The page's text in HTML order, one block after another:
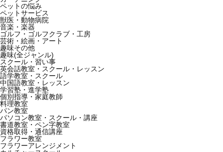
ペットの悩み
ペットサービス
獣医・動物病院
音楽・楽器
ゴルフ・ゴルフクラブ・工房
芸術・絵画・アート
趣味その他
趣味(全ジャンル)
スクール・習い事
英会話教室・スクール・レッスン
語学教室・スクール
中国語教室・レッスン
学習塾・進学塾
個別指導・家庭教師
料理教室
パン教室
パソコン教室・スクール・講座
書道教室・ペン字教室
資格取得・通信講座
フラワー教室
フラワーアレンジメント